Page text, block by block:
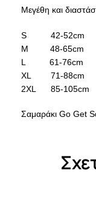
Μεγέθη και
S 42-52cm
M 48-65cm
L 61-76cm
XL 71-88cm
2XL 85-105cm
Σαμαράκι Go Get